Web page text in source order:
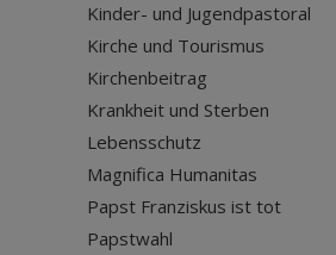
Kinder- und Jugendpastoral
Kirche und Tourismus
Kirchenbeitrag
Krankheit und Sterben
Lebensschutz
Magnifica Humanitas
Papst Franziskus ist tot
Papstwahl